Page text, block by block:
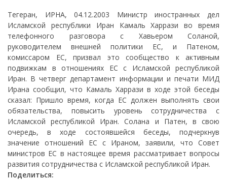
Тегеран, ИРНА, 04.12.2003 Министр иностранных дел
Исламской республики Иран Камаль Харрази во время
телефонного разговора с Хавьером Соланой,
руководителем внешней политики ЕС, и Патеном,
комиссаром ЕС, призвал это сообщество к активным
подвижкам в отношениях ЕС с Исламской республикой
Иран. В четверг департамент информации и печати МИД
Ирана сообщил, что Камаль Харрази в ходе этой беседы
сказал: Пришло время, когда ЕС должен выполнять свои
обязательства, повысить уровень сотрудничества с
Исламской республикой Иран. Солана и Патен, в свою
очередь, в ходе состоявшейся беседы, подчеркнув
значение отношений ЕС с Ираном, заявили, что Совет
министров ЕС в настоящее время рассматривает вопросы
развития сотрудничества с Исламской республикой Иран.
Поделиться: